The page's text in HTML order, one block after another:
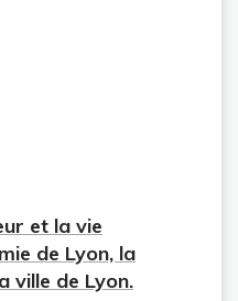
et la vie
de Lyon, la
ville de Lyon.